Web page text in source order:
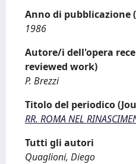
Anno di pubblicazione
1986
Autore/i dell'opera
reviewed work)
P. Brezzi
Titolo del periodico
RR. ROMA NEL
Tutti gli autori
Quaglioni, Diego